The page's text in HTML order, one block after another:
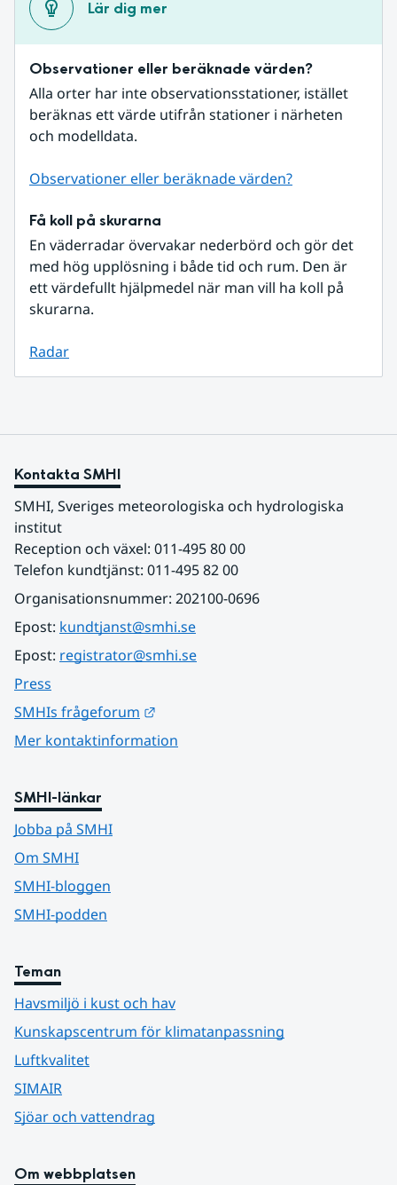
Lär dig mer
Observationer eller beräknade värden?
Alla orter har inte observationsstationer, istället
beräknas ett värde utifrån stationer i närheten
och modelldata.
Observationer eller beräknade värden?
Få koll på skurarna
En väderradar övervakar nederbörd och gör det
med hög upplösning i både tid och rum. Den är
ett värdefullt hjälpmedel när man vill ha koll på
skurarna.
Radar
Kontakta SMHI
SMHI, Sveriges meteorologiska och hydrologiska
institut
Reception och växel: 011-495 80 00
Telefon kundtjänst: 011-495 82 00
Organisationsnummer: 202100-0696
Epost: kundtjanst@smhi.se
Epost: registrator@smhi.se
Press
SMHIs frågeforum
Mer kontaktinformation
SMHI-länkar
Jobba på SMHI
Om SMHI
SMHI-bloggen
SMHI-podden
Teman
Havsmiljö i kust och hav
Kunskapscentrum för klimatanpassning
Luftkvalitet
SIMAIR
Sjöar och vattendrag
Om webbplatsen